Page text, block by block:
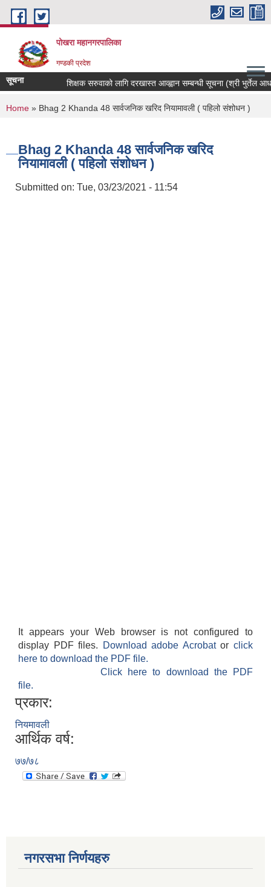
Skip to main content
पोखरा महानगरपालिका
गण्डकी प्रदेश
सूचना शिक्षक सरुवाको लागि दरखास्त आव्ह्वान सम्बन्धी सूचना (श्री भुर्तेल
You are here
Home » Bhag 2 Khanda 48 सार्वजनिक खरिद नियामावली ( पहिलो संशोधन )
Bhag 2 Khanda 48 सार्वजनिक खरिद
नियामावली ( पहिलो संशोधन )
Submitted on: Tue, 03/23/2021 - 11:54
It appears your Web browser is not configured to
display PDF files.
Download adobe Acrobatorclick
here to download the PDF file.
Click here to download the PDF
file.
प्रकार:
नियमावली
आर्थिक वर्ष:
७७/७८
नगरसभा निर्णयहरु